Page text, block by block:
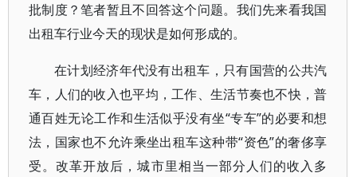
批制度？笔者暂且不回答这个问题。我们先来看我国
出租车行业今天的现状是如何形成的。
在计划经济年代没有出租车，只有国营的公共汽
车，人们的收入也平均，工作、生活节奏也不快，普
通百姓无论工作和生活似乎没有坐“专车”的必要和想
法，国家也不允许乘坐出租车这种带“资色”的奢侈享
受。改革开放后，城市里相当一部分人们的收入多